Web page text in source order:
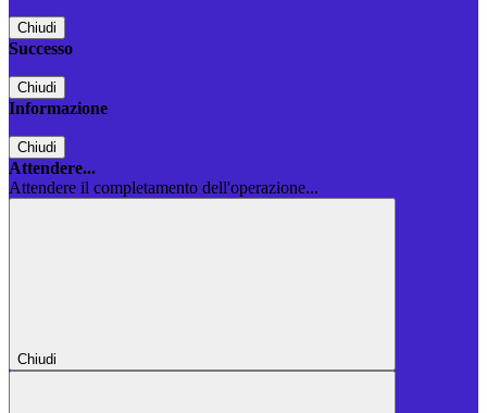
Chiudi
Successo
Chiudi
Informazione
Chiudi
Attendere...
Attendere il completamento dell'operazione...
Chiudi